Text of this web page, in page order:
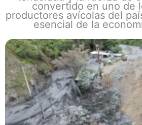
convertido en uno de
productores avícolas del
esencial de la